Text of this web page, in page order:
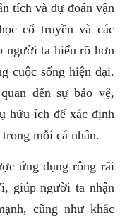
tích và dự đoán vận
cổ truyền và các
người ta hiểu rõ hơn
cuộc sống hiện đại.
đến sự bảo vệ,
hữu ích để xác định
mỗi cá nhân.
ứng dụng rộng rãi
giúp người ta nhận
cũng như khắc